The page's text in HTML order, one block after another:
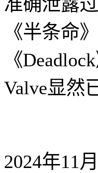
《半条命
《
Valve显然
2024年11